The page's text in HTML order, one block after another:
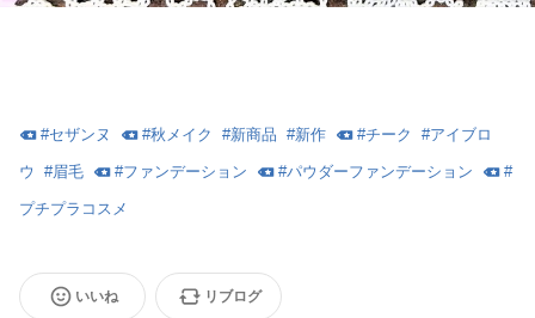
#セザンヌ #秋メイク #新商品 #新作 #チーク #アイブロ
ウ #眉毛 #ファンデーション #パウダーファンデーション #
プチプラコスメ
いいね リブログ